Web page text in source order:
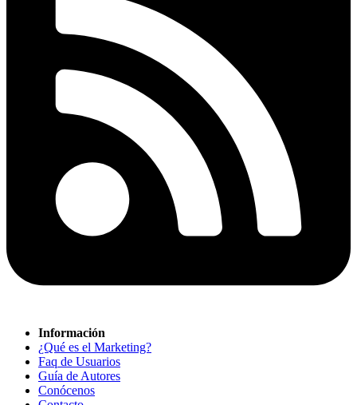
Información
¿Qué es el Marketing?
Faq de Usuarios
Guía de Autores
Conócenos